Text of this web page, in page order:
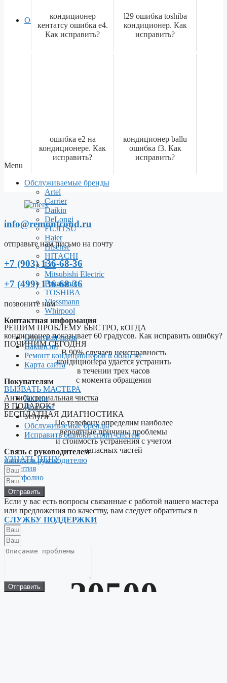
Обслуживаемые бренды
Artel
Carrier
Viessmann
Whirpool
Menu
Обслуживаемые бренды
Artel
Carrier
Daikin
DeLongi
FUJITSU
Haier
Hisense
HITACHI
LG
Mitsubishi Electric
Panasonic
TOSHIBA
Viessmann
Whirpool
РЕШИМ ПРОБЛЕМУ БЫСТРО, кОГДА
кондиционер показывает 60 градусов. Как исправить ошибку?
ПОЧИНИМ СЕГОДНЯ
В 90% случаев неисправность
кондиционера удается устранить
в течении трех часов
c момента обращения
ВЫЗВАТЬ МАСТЕРА
Антибактериальная чистка
В ПОДАРОК*
БЕСПЛАТНАЯ ДИАГНОСТИКА
По телефону определим наиболее
вероятные причины проблемы
и стоимость устранения с учетом
запасных частей
УЗНАТЬ ЦЕНУ
Гарантия
Портфолио
20500
кондиционер
кентатсу ошибка е4.
Как исправить?
l29 ошибка toshiba
кондиционер. Как
исправить?
ошибка е2 на
кондиционере. Как
исправить?
кондиционер ballu
ошибка f3. Как
исправить?
info@remontcond.ru
отправьте нам письмо на почту
+7 (903) 136-68-36
+7 (499) 136-68-36
позвоните нам
Контактная информация
Обратная связь
Вакансии
Ремонт кондиционеров в области
Карта сайта
Покупателям
Акции
Новости
Услуги
Обслуживаемые бренды
Исправить ошибки сплит-систем
Связь с руководителем
написать руководителю
Отправить
Если у вас есть вопросы связанные с работой нашего мастера
или предложения по качеству, вам следует обратиться в
СЛУЖБУ ПОДДЕРЖКИ
Отправить